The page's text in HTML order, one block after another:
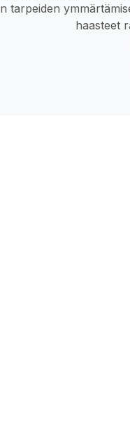
tarpeiden
haasteet